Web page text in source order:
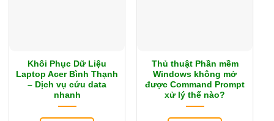
Khôi Phục Dữ Liệu
Laptop Acer Bình Thạnh
– Dịch vụ cứu data
nhanh
Thủ thuật Phần mềm
Windows không mở
được Command Prompt
xử lý thế nào?